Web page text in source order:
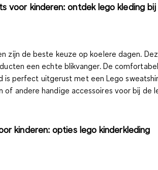
voor kinderen: ontdek lego kleding
zijn de beste keuze op koelere dagen.
een echte blikvanger. De
is perfect uitgerust met een Lego
of andere handige accessoires voor bij de
kinderen: opties lego kinderkleding